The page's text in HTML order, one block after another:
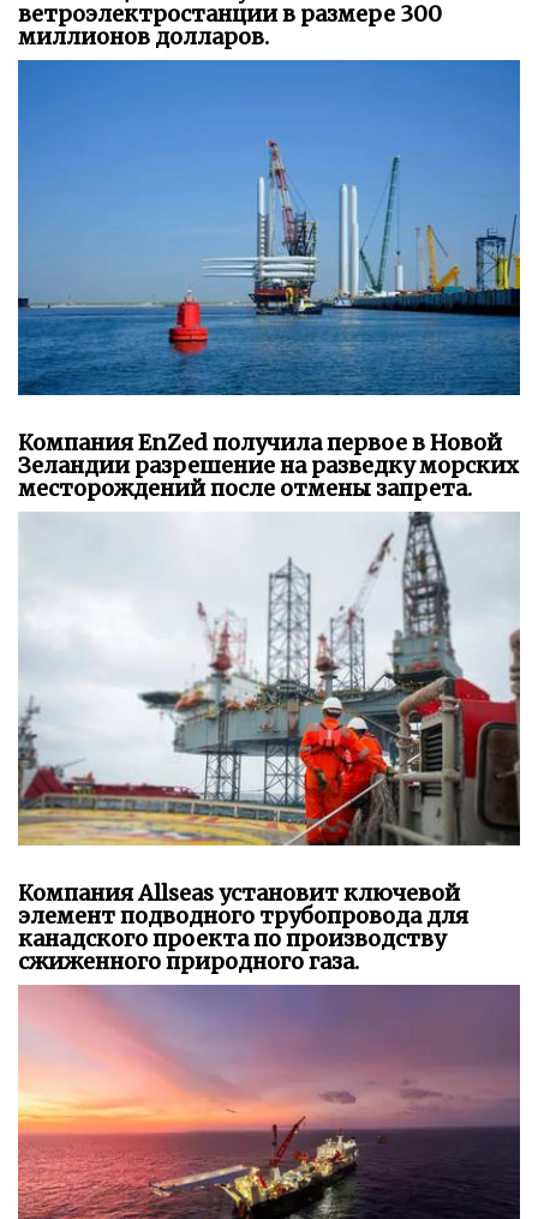
ветроэлектростанции в размере 300
миллионов долларов.
Компания EnZed получила первое в Новой
Зеландии разрешение на разведку морских
месторождений после отмены запрета.
Компания Allseas установит ключевой
элемент подводного трубопровода для
канадского проекта по производству
сжиженного природного газа.